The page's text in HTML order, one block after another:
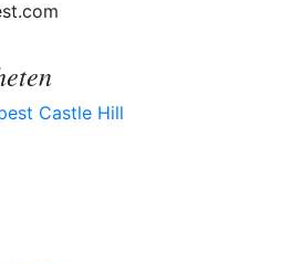
Castle Hill